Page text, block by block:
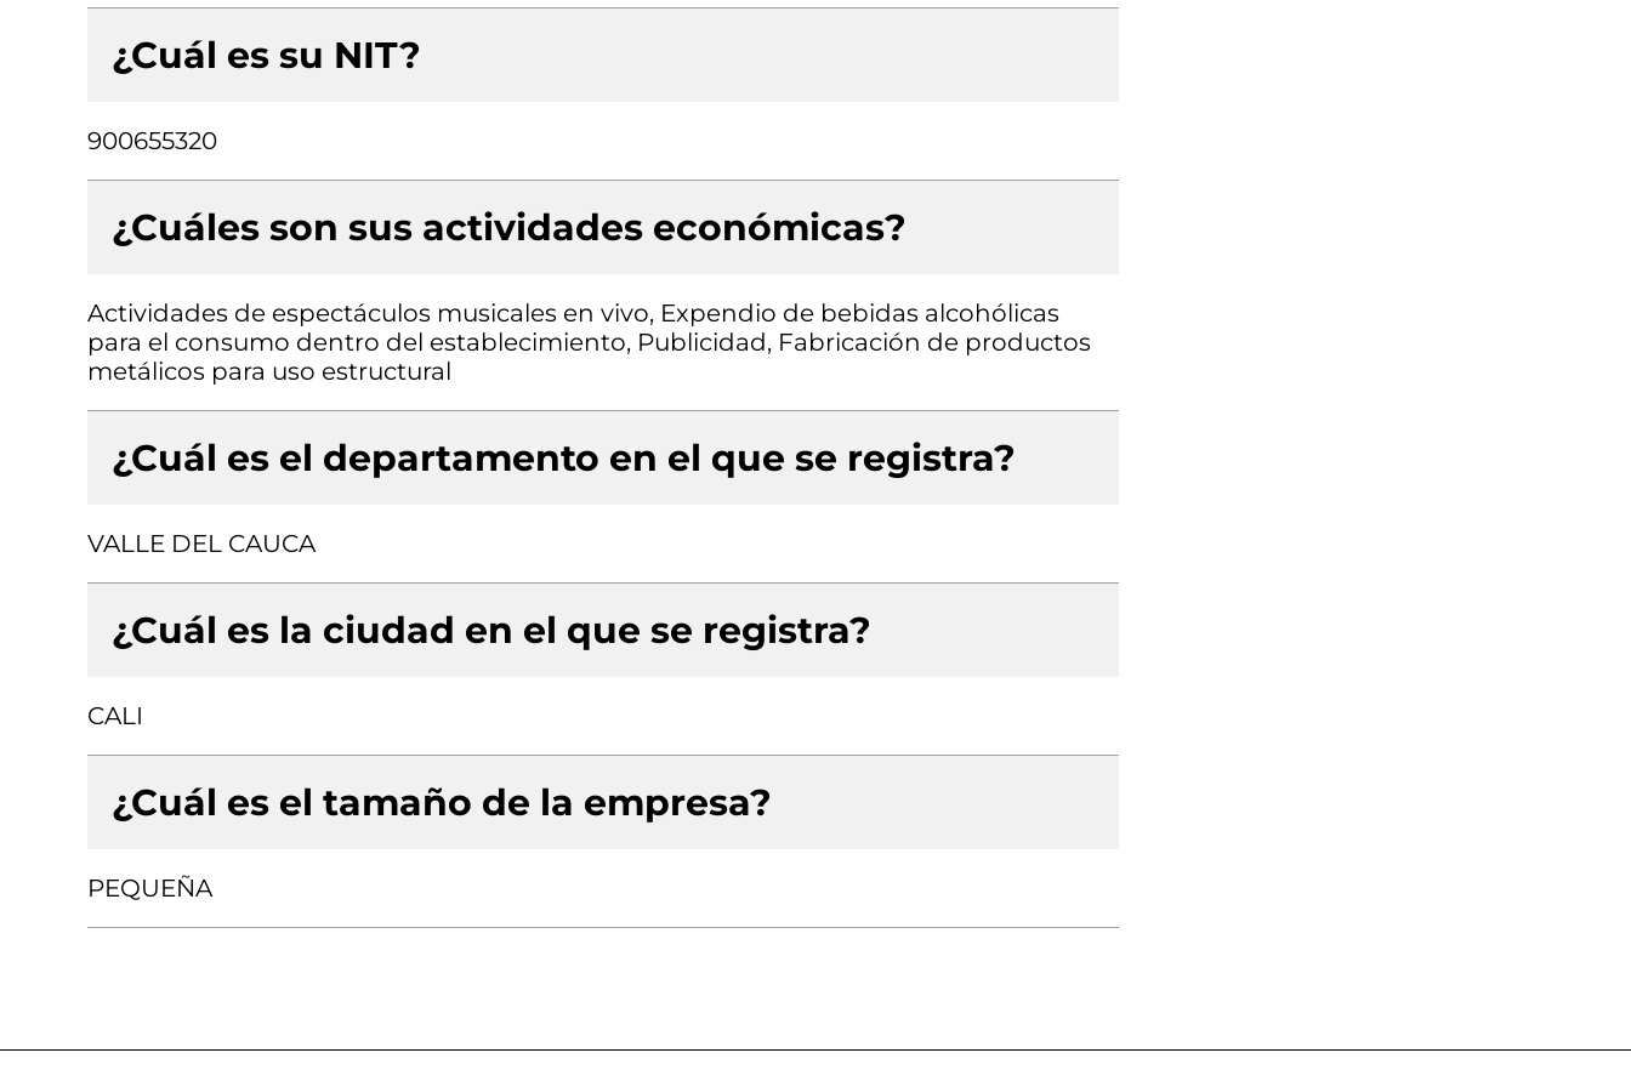
¿Cuál es su NIT?
900655320
¿Cuáles son sus actividades económicas?
Actividades de espectáculos musicales en vivo, Expendio de bebidas alcohólicas
para el consumo dentro del establecimiento, Publicidad, Fabricación de productos
metálicos para uso estructural
¿Cuál es el departamento en el que se registra?
VALLE DEL CAUCA
¿Cuál es la ciudad en el que se registra?
CALI
¿Cuál es el tamaño de la empresa?
PEQUEÑA